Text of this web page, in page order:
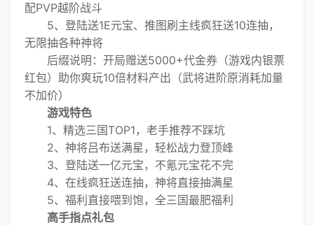
配PVP越阶战斗
5、登陆送1E元宝、推图刷主线疯狂送10连抽，
无限抽各种神将
后缀说明：开局赠送5000+代金券（游戏内银票
红包）助你爽玩10倍材料产出（武将进阶原消耗加量
不加价）
游戏特色
1、精选三国TOP1，老手推荐不踩坑
2、神将吕布送满星，轻松战力登顶峰
3、登陆送一亿元宝，不氪元宝花不完
4、在线疯狂送连抽，神将直接抽满星
5、福利直接喂到饱，全三国最肥福利
高手指点礼包